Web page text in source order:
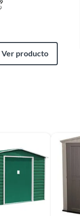
a tu
de alta demanda.
con los siguientes
personal verificará
cumplidos para
garantizada.
el producto.
Ver producto